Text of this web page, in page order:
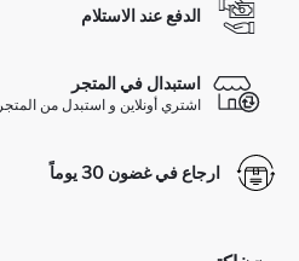
الدفع عند الاستلام
استبدال في المتجر
اشتري أونلاين و استبدل من المتجر
ارجاع في غضون 30 يوماً